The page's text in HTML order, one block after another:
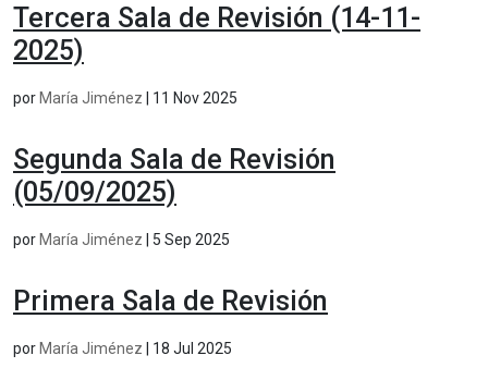
Tercera Sala de Revisión (14-11-
2025)
por María Jiménez 11 Nov 2025
Segunda Sala de Revisión
(05/09/2025)
por María Jiménez 5 Sep 2025
Primera Sala de Revisión
por María Jiménez 18 Jul 2025